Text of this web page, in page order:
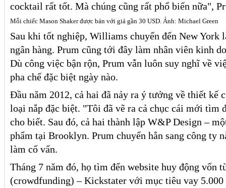
cocktail rất tốt. Mà chúng cũng rất phổ biến nữa",
Mỗi chiếc Mason Shaker được bán với giá gần 30 USD. Ảnh: Michael Green
Sau khi tốt nghiệp, Williams chuyển đến New York
ngân hàng. Prum cũng tới đây làm nhân viên kinh
Dù công việc bận rộn, Prum vẫn luôn suy nghĩ về
pha chế đặc biệt ngày nào.
Đầu năm 2012, cả hai đã nảy ra ý tưởng về thiết kế
loại nắp đặc biệt. "Tôi đã vẽ ra cả chục cái mới tìm
cho biết. Sau đó, cả hai thành lập W&P Design –
phẩm tại Brooklyn. Prum chuyển hẳn sang công ty
làm cố vấn.
Tháng 7 năm đó, họ tìm đến website huy động vốn
(crowdfunding) – Kickstater với mục tiêu vay 5.000